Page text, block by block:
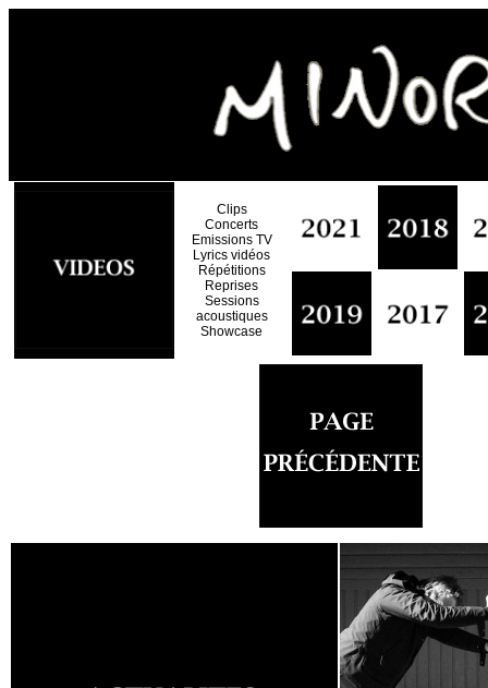
Clips
Concerts
Emissions TV
Lyrics vidéos
Répétitions
Reprises
Sessions
acoustiques
Showcase